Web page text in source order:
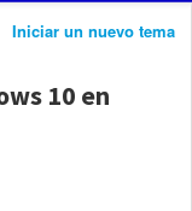
Iniciar un nuevo tema
10 en